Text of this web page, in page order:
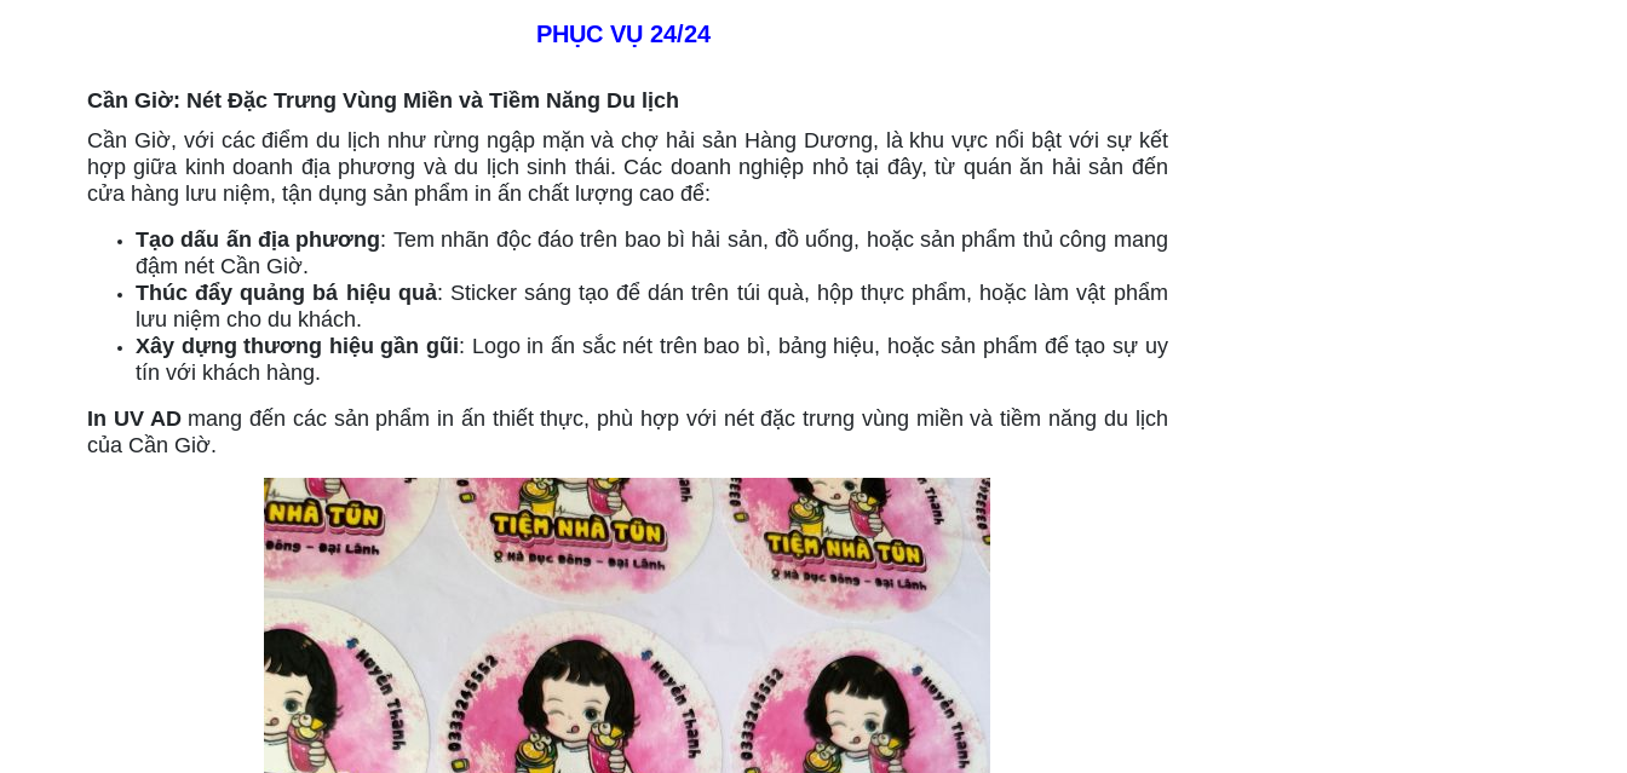
PHỤC VỤ 24/24
Cần Giờ: Nét Đặc Trưng Vùng Miền và Tiềm Năng Du lịch
Cần Giờ, với các điểm du lịch như rừng ngập mặn và chợ hải sản Hàng Dương, là khu vực nổi bật với sự kết
hợp giữa kinh doanh địa phương và du lịch sinh thái. Các doanh nghiệp nhỏ tại đây, từ quán ăn hải sản đến
cửa hàng lưu niệm, tận dụng sản phẩm in ấn chất lượng cao để:
Tạo dấu ấn địa phương: Tem nhãn độc đáo trên bao bì hải sản, đồ uống, hoặc sản phẩm thủ công mang
đậm nét Cần Giờ.
Thúc đẩy quảng bá hiệu quả: Sticker sáng tạo để dán trên túi quà, hộp thực phẩm, hoặc làm vật phẩm
lưu niệm cho du khách.
Xây dựng thương hiệu gần gũi: Logo in ấn sắc nét trên bao bì, bảng hiệu, hoặc sản phẩm để tạo sự uy
tín với khách hàng.
In UV ADmang đến các sản phẩm in ấn thiết thực, phù hợp với nét đặc trưng vùng miền và tiềm năng du lịch
của Cần Giờ.